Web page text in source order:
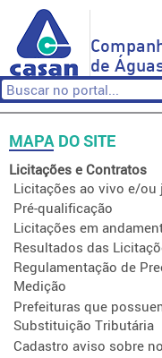
de
MAPA DO SITE
Licitações e Contratos
Licitações ao vivo e/ou
Pré-qualificação
Licitações em
Resultados das
Regulamentação de
Medição
Prefeituras que
Substituição Tributária
Cadastro aviso sobre